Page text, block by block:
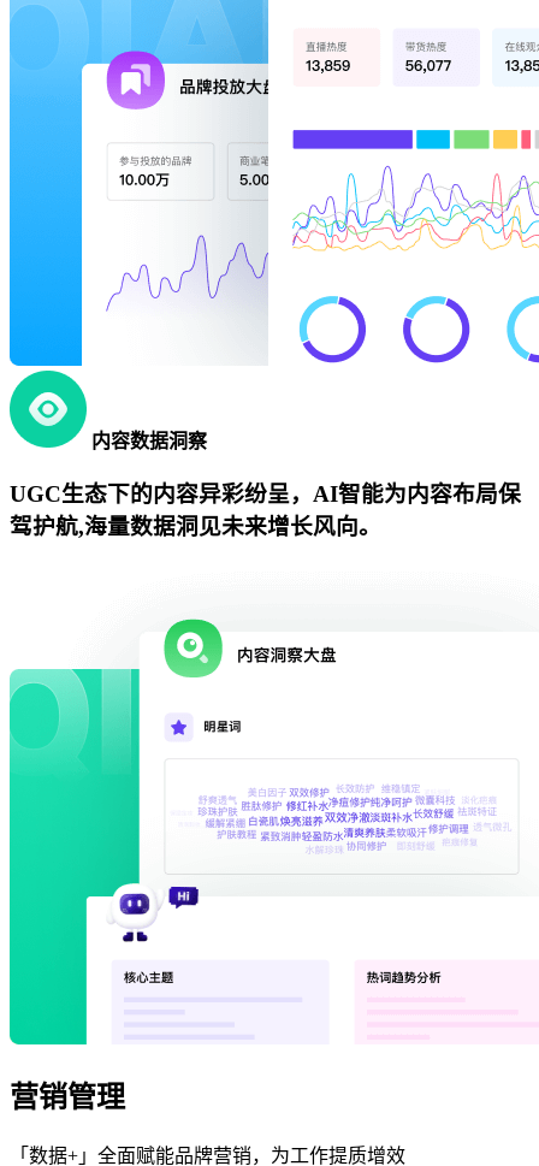
内容数据洞察
UGC生态下的内容异彩纷呈，AI智能为内容布局保
驾护航,海量数据洞见未来增长风向。
营销管理
「数据+」全面赋能品牌营销，为工作提质增效